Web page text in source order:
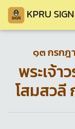
KPRU SIGN
๑๓ กรกฎ
พระเจ้า
โสมสวลี